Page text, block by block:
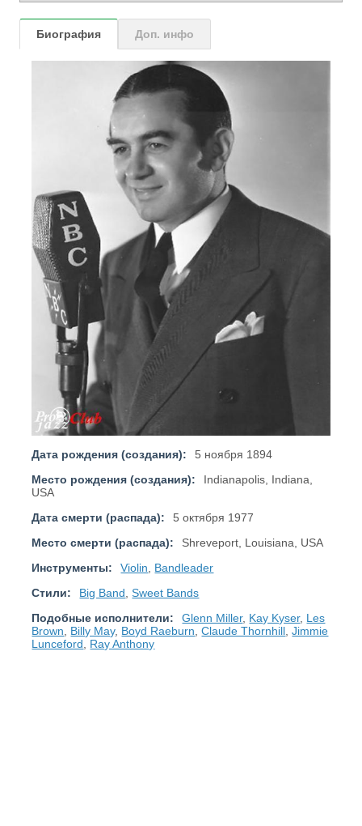
Биография Доп. инфо
Дата рождения (создания):
5 ноября 1894
Место рождения (создания):
Indianapolis, Indiana,
USA
Дата смерти (распада):
5 октября 1977
Место смерти (распада):
Shreveport, Louisiana, USA
Инструменты:
Violin
Bandleader
Стили:
Big Band ,Sweet Bands
Подобные исполнители:
Glenn Miller, Kay Kyser, Les
Brown
Billy May, Boyd Raeburn ,Claude Thornhill ,Jimmie
Lunceford
Ray Anthony